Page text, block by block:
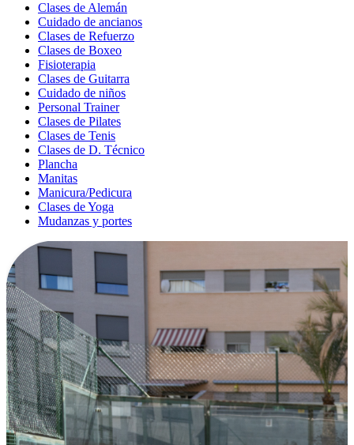
Clases de Alemán
Cuidado de ancianos
Clases de Refuerzo
Clases de Boxeo
Fisioterapia
Clases de Guitarra
Cuidado de niños
Personal Trainer
Clases de Pilates
Clases de Tenis
Clases de D. Técnico
Plancha
Manitas
Manicura/Pedicura
Clases de Yoga
Mudanzas y portes